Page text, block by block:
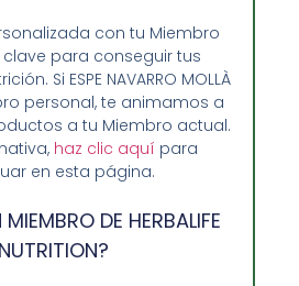
con tu Miembro
para conseguir tus
Si ESPE NAVARRO MOLLÀ
personal, te animamos a
a tu Miembro actual.
haz clic aquí para
en esta página.
DE HERBALIFE
NUTRITION?